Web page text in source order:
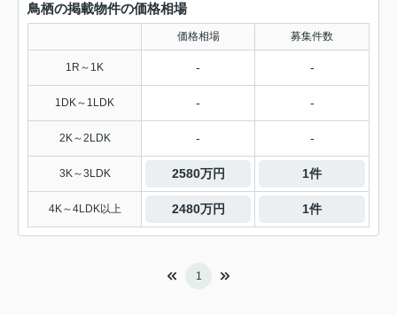
鳥栖の掲載物件の価格相場
価格相場 募集件数
1R～1K - -
1DK～1LDK - -
2K～2LDK - -
3K～3LDK 2580万円 1件
4K～4LDK以上 2480万円 1件
1